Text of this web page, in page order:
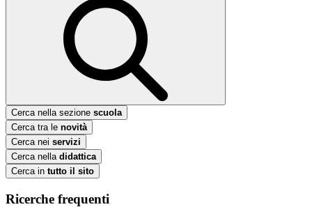
Cerca nella sezione scuola
Cerca tra le novità
Cerca nei servizi
Cerca nella didattica
Cerca in tutto il sito
Ricerche frequenti